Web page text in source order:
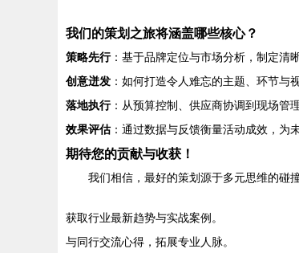
我们的策划之旅将涵盖哪些核心？
策略先行：基于品牌定位与市场分析，制定清
创意迸发 ：如何打造令人难忘的主题、环节与
落地执行：从预算控制、供应商协调到现场管
效果评估：通过数据与反馈衡量活动成效，为
期待您的贡献与收获！
我们相信，最好的策划源于多元思维的碰
获取行业最新趋势与实战案例。
与同行交流心得，拓展专业人脉。